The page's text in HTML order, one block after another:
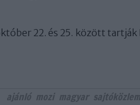
22. és 25. között tartják
ajánló mozi magyar